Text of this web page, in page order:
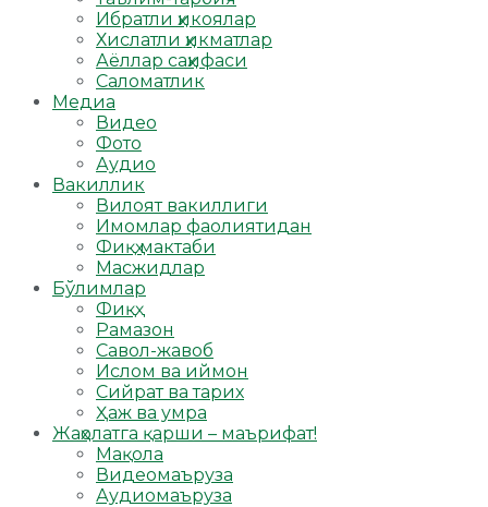
Ибратли ҳикоялар
Хислатли ҳикматлар
Аёллар саҳифаси
Саломатлик
Медиа
Видео
Фото
Аудио
Вакиллик
Вилоят вакиллиги
Имомлар фаолиятидан
Фиқҳ мактаби
Масжидлар
Бўлимлар
Фиқҳ
Рамазон
Савол-жавоб
Ислом ва иймон
Сийрат ва тарих
Ҳаж ва умра
Жаҳолатга қарши – маърифат!
Мақола
Видеомаъруза
Аудиомаъруза